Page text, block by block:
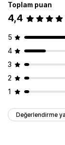
Ödeme sayfası
Ödemeye atlama
Ton ve stil
SEO
Analiz
Toplam puan
4,4
5
4
3
2
1
Değerlendirme